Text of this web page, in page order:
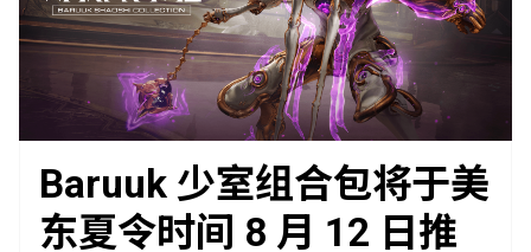
Baruuk 少室组合包将于美
东夏令时间 8 月 12 日推